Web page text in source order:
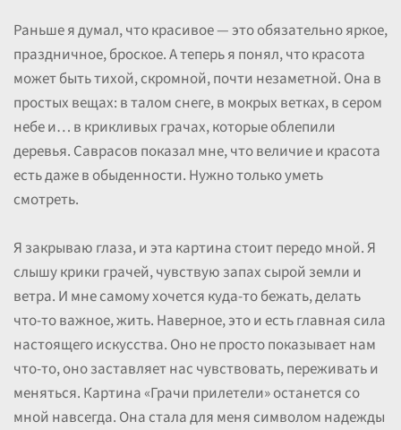
Раньше я думал, что красивое — это обязательно яркое,
праздничное, броское. А теперь я понял, что красота
может быть тихой, скромной, почти незаметной. Она в
простых вещах: в талом снеге, в мокрых ветках, в сером
небе и… в крикливых грачах, которые облепили
деревья. Саврасов показал мне, что величие и красота
есть даже в обыденности. Нужно только уметь
смотреть.
Я закрываю глаза, и эта картина стоит передо мной. Я
слышу крики грачей, чувствую запах сырой земли и
ветра. И мне самому хочется куда-то бежать, делать
что-то важное, жить. Наверное, это и есть главная сила
настоящего искусства. Оно не просто показывает нам
что-то, оно заставляет нас чувствовать, переживать и
меняться. Картина «Грачи прилетели» останется со
мной навсегда. Она стала для меня символом надежды